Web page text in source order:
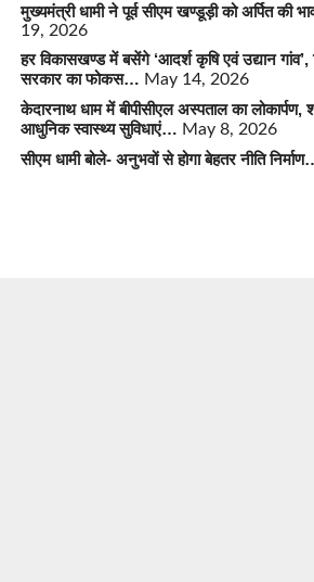
मुख्यमंत्री धामी ने पूर्व सीएम खण्डूड़ी को अर्पित की
19, 2026
हर विकासखण्ड में बसेंगे ‘आदर्श कृषि एवं उद्यान
सरकार का फोकस… May 14, 2026
केदारनाथ धाम में बीपीसीएल अस्पताल का लोकार्पण,
आधुनिक स्वास्थ्य सुविधाएं… May 8, 2026
सीएम धामी बोले- अनुभवों से होगा बेहतर नीति